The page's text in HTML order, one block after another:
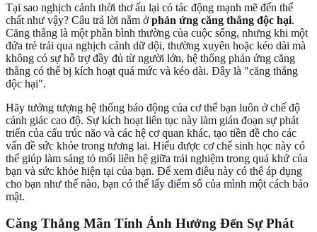
Tại sao nghịch cảnh thời thơ ấu lại có tác động mạnh mẽ đến thể
chất như vậy? Câu trả lời nằm ởphản ứng căng thẳng độc hại.
Căng thẳng là một phần bình thường của cuộc sống, nhưng khi một
đứa trẻ trải qua nghịch cảnh dữ dội, thường xuyên hoặc kéo dài mà
không có sự hỗ trợ đầy đủ từ người lớn, hệ thống phản ứng căng
thẳng có thể bị kích hoạt quá mức và kéo dài. Đây là "căng thẳng
độc hại".
Hãy tưởng tượng hệ thống báo động của cơ thể bạn luôn ở chế độ
cảnh giác cao độ. Sự kích hoạt liên tục này làm gián đoạn sự phát
triển của cấu trúc não và các hệ cơ quan khác, tạo tiền đề cho các
vấn đề sức khỏe trong tương lai. Hiểu được cơ chế sinh học này có
thể giúp làm sáng tỏ mối liên hệ giữa trải nghiệm trong quá khứ của
bạn và sức khỏe hiện tại của bạn. Để xem điều này có thể áp dụng
cho bạn như thế nào, bạn có thể lấy điểm số của mình một cách bảo
mật.
Căng Thẳng Mãn Tính Ảnh Hưởng Đến Sự Phát